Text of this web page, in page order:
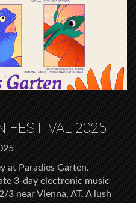
FESTIVAL 2025
at Paradies Garten.
3-day electronic music
3 near Vienna, AT. A lush